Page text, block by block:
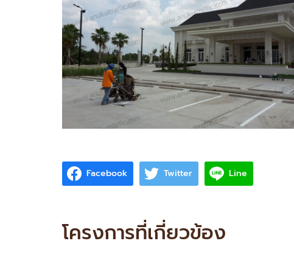
Facebook Twitter Line
โครงการที่เกี่ยวข้อง